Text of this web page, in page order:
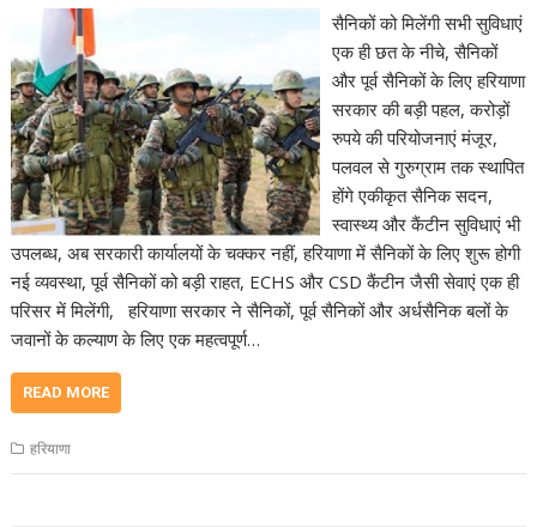
सैनिकों को मिलेंगी सभी सुविधाएं
एक ही छत के नीचे, सैनिकों
और पूर्व सैनिकों के लिए हरियाणा
सरकार की बड़ी पहल, करोड़ों
रुपये की परियोजनाएं मंजूर,
पलवल से गुरुग्राम तक स्थापित
होंगे एकीकृत सैनिक सदन,
स्वास्थ्य और कैंटीन सुविधाएं भी
उपलब्ध, अब सरकारी कार्यालयों के चक्कर नहीं, हरियाणा में सैनिकों के लिए शुरू होगी
नई व्यवस्था, पूर्व सैनिकों को बड़ी राहत, ECHS और CSD कैंटीन जैसी सेवाएं एक ही
परिसर में मिलेंगी, हरियाणा सरकार ने सैनिकों, पूर्व सैनिकों और अर्धसैनिक बलों के
जवानों के कल्याण के लिए एक महत्वपूर्ण…
READ MORE
हरियाणा